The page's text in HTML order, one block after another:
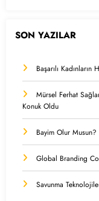
SON YAZILAR
Başarılı
Mürsel Ferhat
Konuk Oldu
Bayim Olur
Global Branding
Savunma